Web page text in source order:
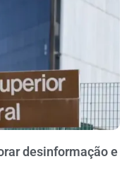
desinformação e